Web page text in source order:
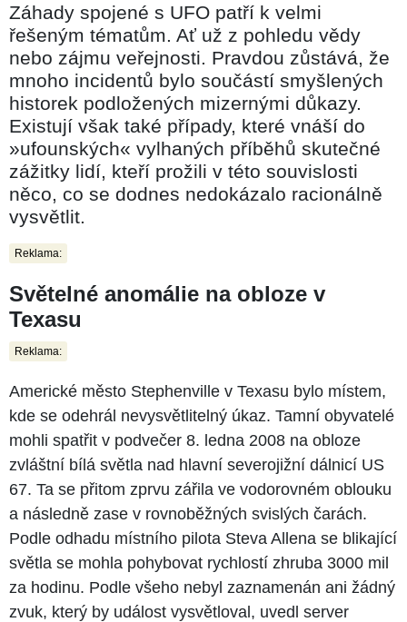
Záhady spojené s UFO patří k velmi
řešeným tématům. Ať už z pohledu vědy
nebo zájmu veřejnosti. Pravdou zůstává, že
mnoho incidentů bylo součástí smyšlených
historek podložených mizernými důkazy.
Existují však také případy, které vnáší do
»ufounských« vylhaných příběhů skutečné
zážitky lidí, kteří prožili v této souvislosti
něco, co se dodnes nedokázalo racionálně
vysvětlit.
Reklama:
Světelné anomálie na obloze v
Texasu
Reklama:
Americké město Stephenville v Texasu bylo místem,
kde se odehrál nevysvětlitelný úkaz. Tamní obyvatelé
mohli spatřit v podvečer 8. ledna 2008 na obloze
zvláštní bílá světla nad hlavní severojižní dálnicí US
67. Ta se přitom zprvu zářila ve vodorovném oblouku
a následně zase v rovnoběžných svislých čarách.
Podle odhadu místního pilota Steva Allena se blikající
světla se mohla pohybovat rychlostí zhruba 3000 mil
za hodinu. Podle všeho nebyl zaznamenán ani žádný
zvuk, který by událost vysvětloval, uvedl server